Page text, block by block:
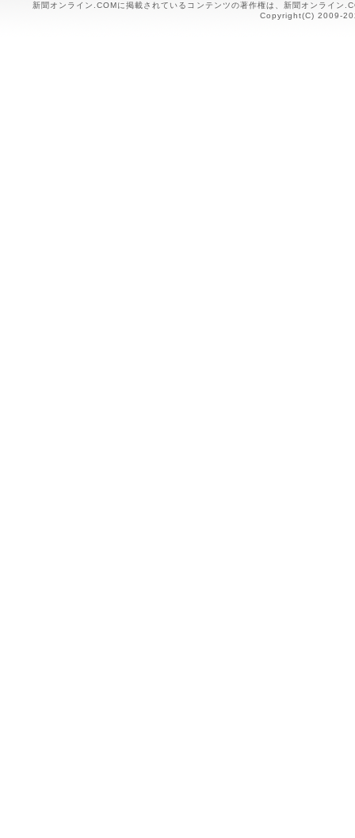
新聞オンライン.COMに掲載されているコンテンツの著作権は、新聞オンライン
Copyright(C) 2009-